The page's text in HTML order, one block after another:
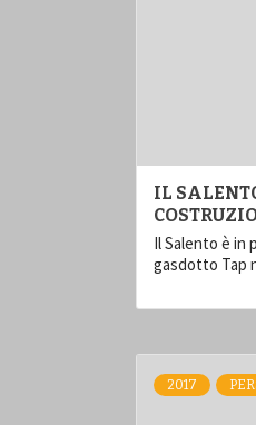
IL
Il Salento è in
gasdotto Tap
2017